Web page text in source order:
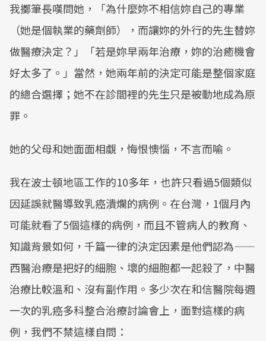
我擲筆長嘆問她，「為什麼妳不相信妳自己的專業
（她是個執業的藥劑師），而讓妳的外行的先生替妳
做醫療決定？」「若是妳早兩年治療，妳的治癒機會
好太多了。」當然，她兩年前的決定可能是整個家庭
的總合選擇；她不在診間裡的先生只是被動地成為原
罪。
她的父母和她面面相覷，悔恨懊惱，不言而喻。
我在波士頓地區工作的10多年，也許只看過5個類似
因延誤就醫導致乳癌潰爛的病例。在台灣，1個月內
可能就看了5個這樣的病例，而且不管病人的教育、
知識背景如何，千篇一律的決定因素是他們認為——
西醫治療是把好的細胞、壞的細胞都一起殺了，中醫
治療比較溫和、沒有副作用。多少次在和信醫院每週
一次的乳癌多科整合治療討論會上，面對這樣的病
例，我們不禁這樣自問：